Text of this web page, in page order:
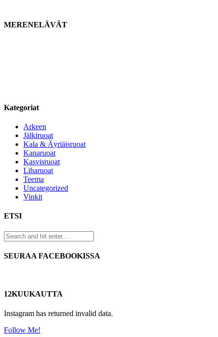
MERENELÄVÄT
Kategoriat
Arkeen
Jälkiruoat
Kala & Äyriäisruoat
Kanaruoat
Kasvisruoat
Liharuoat
Teema
Uncategorized
Vinkit
ETSI
SEURAA FACEBOOKISSA
12KUUKAUTTA
Instagram has returned invalid data.
Follow Me!